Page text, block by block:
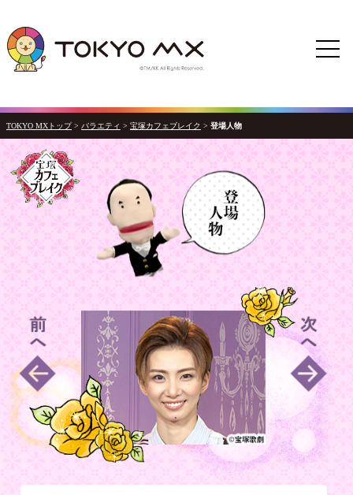
TOKYO MXトップ> バラエティ > 宝塚カフェブレイク > 登場人物